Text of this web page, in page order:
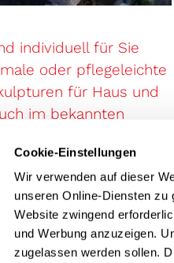
Cookie-Einstellungen
Wir verwenden auf dieser
unseren Online-Diensten
Website zwingend
und Werbung anzuzeigen.
zugelassen werden sollen.
individuell für Sie
oder pflegeleichte
für Haus und
im bekannten